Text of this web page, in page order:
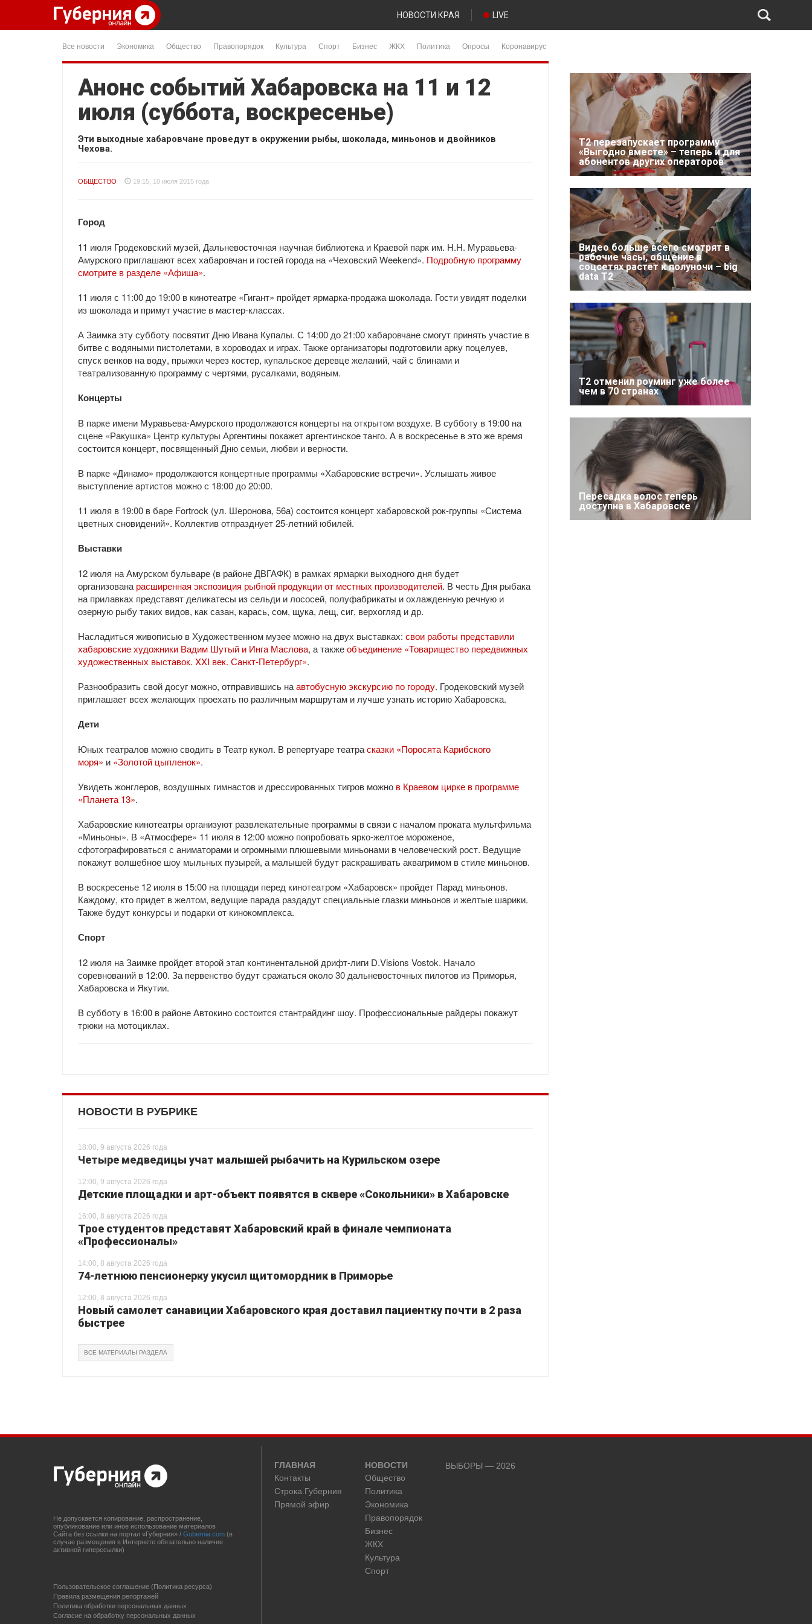
НОВОСТИ КРАЯ LIVE
Все новости Экономика Общество Правопорядок Культура Спорт Бизнес ЖКХ Политика Опросы Коронавирус
Анонс событий Хабаровска на 11 и 12
июля (суббота, воскресенье)
Эти выходные хабаровчане проведут в окружении рыбы, шоколада, миньонов и двойников
Чехова.
ОБЩЕСТВО 19:15, 10 июля 2015 года
Город
11 июля Гродековский музей, Дальневосточная научная библиотека и Краевой парк им. Н.Н. Муравьева-
Амурского приглашают всех хабаровчан и гостей города на «Чеховский Weekend». Подробную программу
смотрите в разделе «Афиша».
11 июля с 11:00 до 19:00 в кинотеатре «Гигант» пройдет ярмарка-продажа шоколада. Гости увидят поделки
из шоколада и примут участие в мастер-классах.
А Заимка эту субботу посвятит Дню Ивана Купалы. С 14:00 до 21:00 хабаровчане смогут принять участие в
битве с водяными пистолетами, в хороводах и играх. Также организаторы подготовили арку поцелуев,
спуск венков на воду, прыжки через костер, купальское деревце желаний, чай с блинами и
театрализованную программу с чертями, русалками, водяным.
Концерты
В парке имени Муравьева-Амурского продолжаются концерты на открытом воздухе. В субботу в 19:00 на
сцене «Ракушка» Центр культуры Аргентины покажет аргентинское танго. А в воскресенье в это же время
состоится концерт, посвященный Дню семьи, любви и верности.
В парке «Динамо» продолжаются концертные программы «Хабаровские встречи». Услышать живое
выступление артистов можно с 18:00 до 20:00.
11 июля в 19:00 в баре Fortrock (ул. Шеронова, 56а) состоится концерт хабаровской рок-группы «Система
цветных сновидений». Коллектив отпразднует 25-летний юбилей.
Выставки
12 июля на Амурском бульваре (в районе ДВГАФК) в рамках ярмарки выходного дня будет
организована расширенная экспозиция рыбной продукции от местных производителей. В честь Дня рыбака
на прилавках представят деликатесы из сельди и лососей, полуфабрикаты и охлажденную речную и
озерную рыбу таких видов, как сазан, карась, сом, щука, лещ, сиг, верхогляд и др.
Насладиться живописью в Художественном музее можно на двух выставках: свои работы представили
хабаровские художники Вадим Шутый и Инга Маслова, а такжеобъединение «Товарищество передвижных
художественных выставок. XXI век. Санкт-Петербург».
Разнообразить свой досуг можно, отправившись наавтобусную экскурсию по городу. Гродековский музей
приглашает всех желающих проехать по различным маршрутам и лучше узнать историю Хабаровска.
Дети
Юных театралов можно сводить в Театр кукол. В репертуаре театрасказки «Поросята Карибского
моря» и «Золотой цыпленок».
Увидеть жонглеров, воздушных гимнастов и дрессированных тигров можно в Краевом цирке в программе
«Планета 13».
Хабаровские кинотеатры организуют развлекательные программы в связи с началом проката мультфильма
«Миньоны». В «Атмосфере» 11 июля в 12:00 можно попробовать ярко-желтое мороженое,
сфотографироваться с аниматорами и огромными плюшевыми миньонами в человеческий рост. Ведущие
покажут волшебное шоу мыльных пузырей, а малышей будут раскрашивать аквагримом в стиле миньонов.
В воскресенье 12 июля в 15:00 на площади перед кинотеатром «Хабаровск» пройдет Парад миньонов.
Каждому, кто придет в желтом, ведущие парада раздадут специальные глазки миньонов и желтые шарики.
Также будут конкурсы и подарки от кинокомплекса.
Спорт
12 июля на Заимке пройдет второй этап континентальной дрифт-лиги D.Visions Vostok. Начало
соревнований в 12:00. За первенство будут сражаться около 30 дальневосточных пилотов из Приморья,
Хабаровска и Якутии.
В субботу в 16:00 в районе Автокино состоится стантрайдинг шоу. Профессиональные райдеры покажут
трюки на мотоциклах.
НОВОСТИ В РУБРИКЕ
18:00, 9 августа 2026 года
Четыре медведицы учат малышей рыбачить на Курильском озере
12:00, 9 августа 2026 года
Детские площадки и арт-объект появятся в сквере «Сокольники» в Хабаровске
16:00, 8 августа 2026 года
Трое студентов представят Хабаровский край в финале чемпионата
«Профессионалы»
14:00, 8 августа 2026 года
74-летнюю пенсионерку укусил щитомордник в Приморье
12:00, 8 августа 2026 года
Новый самолет санавиции Хабаровского края доставил пациентку почти в 2 раза
быстрее
ВСЕ МАТЕРИАЛЫ РАЗДЕЛА
Т2 перезапускает программу
«Выгодно вместе» – теперь и для
абонентов других операторов
Видео больше всего смотрят в
рабочие часы, общение в
соцсетях растет к полуночи – big
data T2
Т2 отменил роуминг уже более
чем в 70 странах
Пересадка волос теперь
доступна в Хабаровске
Не допускается копирование, распространение,
опубликование или иное использование материалов
Сайта без ссылки на портал «Губерния» / Gubernia.com (в
случае размещения в Интернете обязательно наличие
активной гиперссылки)
Пользовательское соглашение (Политика ресурса)
Правила размещения репортажей
Политика обработки персональных данных
Согласие на обработку персональных данных
ГЛАВНАЯ
Контакты
Строка.Губерния
Прямой эфир
НОВОСТИ
Общество
Политика
Экономика
Правопорядок
Бизнес
ЖКХ
Культура
Спорт
ВЫБОРЫ — 2026